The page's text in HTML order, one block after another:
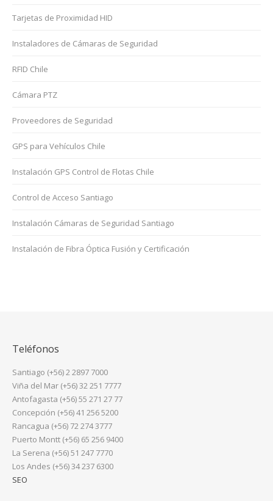
Tarjetas de Proximidad HID
Instaladores de Cámaras de Seguridad
RFID Chile
Cámara PTZ
Proveedores de Seguridad
GPS para Vehículos Chile
Instalación GPS Control de Flotas Chile
Control de Acceso Santiago
Instalación Cámaras de Seguridad Santiago
Instalación de Fibra Óptica Fusión y Certificación
Teléfonos
Santiago (+56) 2 2897 7000
Viña del Mar (+56) 32 251 7777
Antofagasta (+56) 55 271 27 77
Concepción (+56) 41 256 5200
Rancagua (+56) 72 274 3777
Puerto Montt (+56) 65 256 9400
La Serena (+56) 51 247 7770
Los Andes (+56) 34 237 6300
SEO